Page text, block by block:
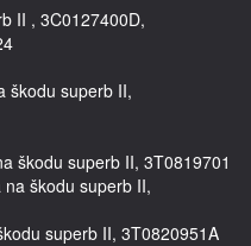
II , 3C0127400D,
škodu superb II,
škodu superb II, 3T0819701
škodu superb II,
superb II, 3T0820951A